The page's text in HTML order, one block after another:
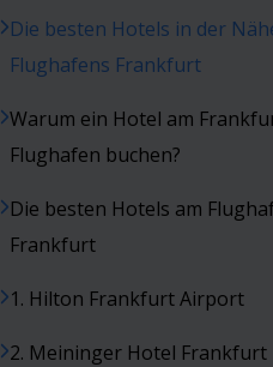
Die besten Hotels in der
Flughafens Frankfurt
Warum ein Hotel am
Flughafen buchen?
Die besten Hotels am
Frankfurt
1. Hilton Frankfurt Airport
2. Meininger Hotel Frankfurt